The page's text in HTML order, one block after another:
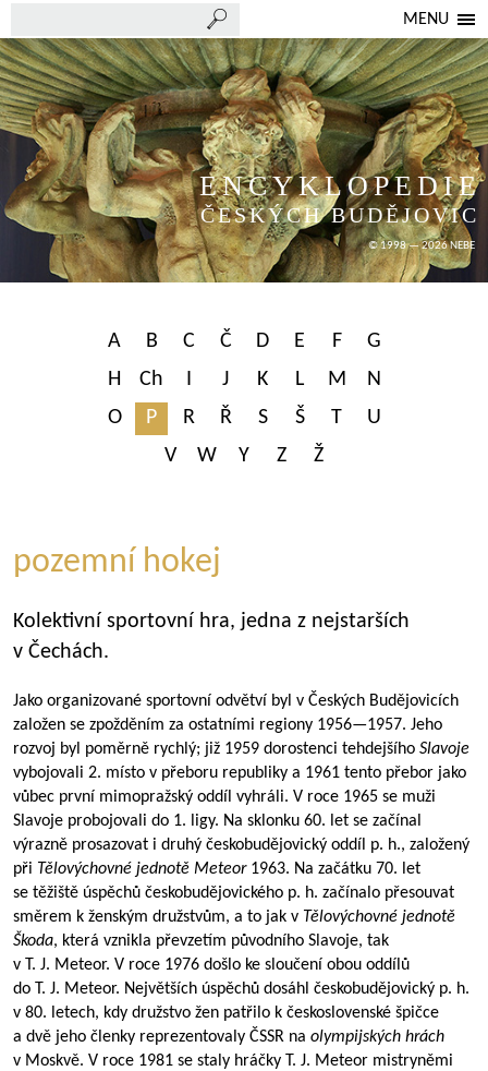
MENU
ENCYKLOPEDIE
ČESKÝCH BUDĚJOVIC
© 1998 — 2026 NEBE
A B C Č D E F
G
H
Ch I J K L M
N
O
P R Ř S Š T
U
V
W Y Z Ž
pozemní hokej
Kolektivní sportovní hra, jedna z nejstarších
v Čechách.
Jako organizované sportovní odvětví byl v Českých Budějovicích
založen se zpožděním za ostatními regiony 1956—1957. Jeho
rozvoj byl poměrně rychlý; již 1959 dorostenci tehdejšího Slavoje
vybojovali 2. místo v přeboru republiky a 1961 tento přebor jako
vůbec první mimopražský oddíl vyhráli. V roce 1965 se muži
Slavoje probojovali do 1. ligy. Na sklonku 60. let se začínal
výrazně prosazovat i druhý českobudějovický oddíl p. h., založený
při Tělovýchovné jednotě Meteor1963. Na začátku 70. let
se těžiště úspěchů českobudějovického p. h. začínalo přesouvat
směrem k ženským družstvům, a to jak v Tělovýchovné jednotě
Škoda, která vznikla převzetím původního Slavoje, tak
v T. J. Meteor. V roce 1976 došlo ke sloučení obou oddílů
do T. J. Meteor. Největších úspěchů dosáhl českobudějovický p. h.
v 80. letech, kdy družstvo žen patřilo k československé špičce
a dvě jeho členky reprezentovaly ČSSR na olympijských hrách
v Moskvě. V roce 1981 se staly hráčky T. J. Meteor mistryněmi